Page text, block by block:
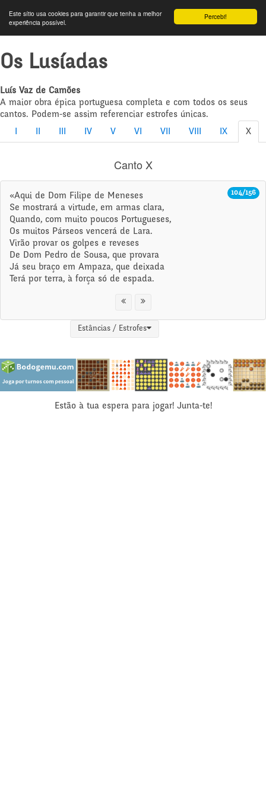
Percebi!
Este sítio usa cookies para garantir que tenha a melhor
experiência possível.
Os Lusíadas
Luís Vaz de Camões
A maior obra épica portuguesa completa e com todos os seus
cantos. Podem-se assim referenciar estrofes únicas.
IV V VI VII VIII IX X
Canto X
104/156
«Aqui de Dom Filipe de Meneses
Se mostrará a virtude, em armas clara,
Quando, com muito poucos Portugueses,
Os muitos Párseos vencerá de Lara.
Virão provar os golpes e reveses
De Dom Pedro de Sousa, que provara
Já seu braço em Ampaza, que deixada
Terá por terra, à força só de espada.
Estâncias / Estrofes
Estão à tua espera para jogar! Junta-te!